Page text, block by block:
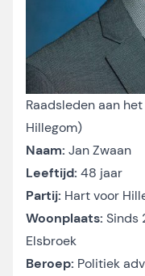
Raadsleden aan
Hillegom)
Naam: Jan Zwaan
Leeftijd: 48 jaar
Partij: Hart voor
Woonplaats: Sinds
Elsbroek
Beroep: Politiek